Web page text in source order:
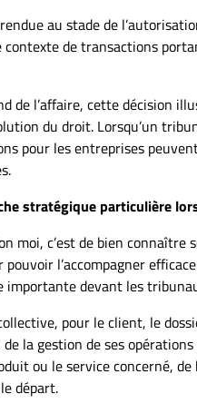
rendue au stade de
de transactions
de l’affaire, cette décision
du droit. Lorsqu’un
pour les entreprises
stratégique particulière
moi, c’est de bien
pouvoir l’accompagner
devant les
pour le client, le
de la gestion de ses
ou le service concerné,
départ.